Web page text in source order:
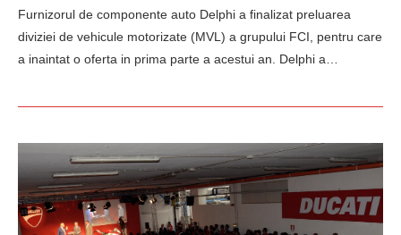
Furnizorul de componente auto Delphi a finalizat preluarea
diviziei de vehicule motorizate (MVL) a grupului FCI, pentru care
a inaintat o oferta in prima parte a acestui an. Delphi a…